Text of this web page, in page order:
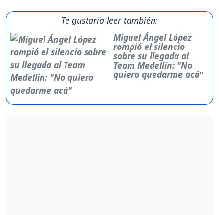
Te gustaría leer también:
Miguel Ángel López
rompió el silencio
sobre su llegada al
Team Medellín: "No
quiero quedarme acá"